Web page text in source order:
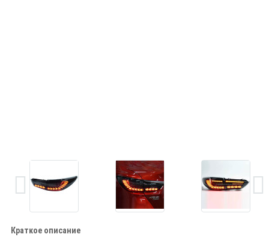
Краткое описание